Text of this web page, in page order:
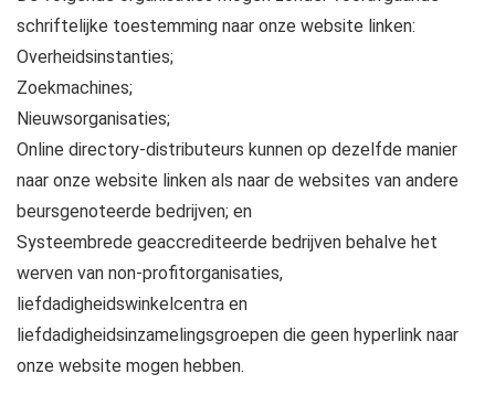
schriftelijke toestemming naar onze website linken:
Overheidsinstanties;
Zoekmachines;
Nieuwsorganisaties;
Online directory-distributeurs kunnen op dezelfde manier
naar onze website linken als naar de websites van andere
beursgenoteerde bedrijven; en
Systeembrede geaccrediteerde bedrijven behalve het
werven van non-profitorganisaties,
liefdadigheidswinkelcentra en
liefdadigheidsinzamelingsgroepen die geen hyperlink naar
onze website mogen hebben.